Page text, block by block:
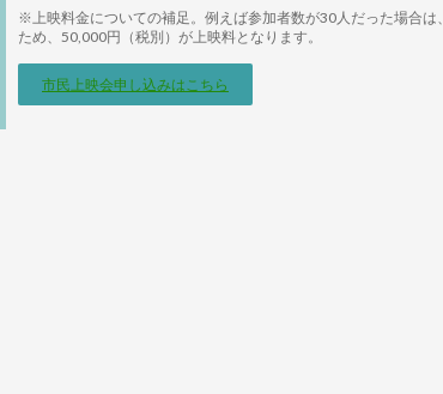
※上映料金についての補足。例えば参加者数が30人だった場合
ため、50,000円（税別）が上映料となります。
市民上映会申し込みはこちら